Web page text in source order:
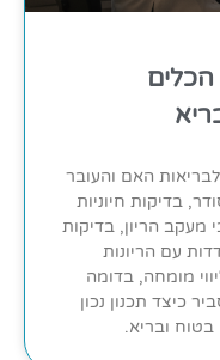
האם והעובר
בדיקות חיוניות
מעקב הריון, בדיקות
עם הריונות
מומחה, בדומה
כיצד תכנון נכון
בטוח ובריא.